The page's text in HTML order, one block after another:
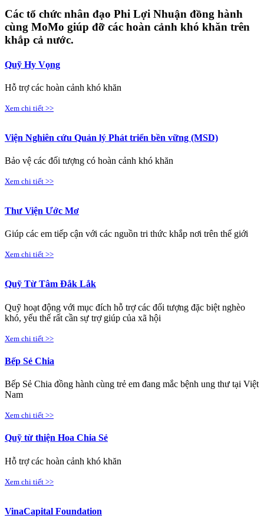
Các tổ chức nhân đạo Phi Lợi Nhuận đồng hành
cùng MoMo giúp đỡ các hoàn cảnh khó khăn trên
khắp cả nước.
Quỹ Hy Vọng
Hỗ trợ các hoàn cảnh khó khăn
Xem chi tiết >>
Viện Nghiên cứu Quản lý Phát triển bền vững (MSD)
Bảo vệ các đối tượng có hoàn cảnh khó khăn
Xem chi tiết >>
Thư Viện Ước Mơ
Giúp các em tiếp cận với các nguồn tri thức khắp nơi trên thế giới
Xem chi tiết >>
Quỹ Từ Tâm Đắk Lắk
Quỹ hoạt động với mục đích hỗ trợ các đối tượng đặc biệt nghèo
khó, yếu thế rất cần sự trợ giúp của xã hội
Xem chi tiết >>
Bếp Sẻ Chia
Bếp Sẻ Chia đồng hành cùng trẻ em đang mắc bệnh ung thư tại Việt
Nam
Xem chi tiết >>
Quỹ từ thiện Hoa Chia Sẻ
Hỗ trợ các hoàn cảnh khó khăn
Xem chi tiết >>
VinaCapital Foundation